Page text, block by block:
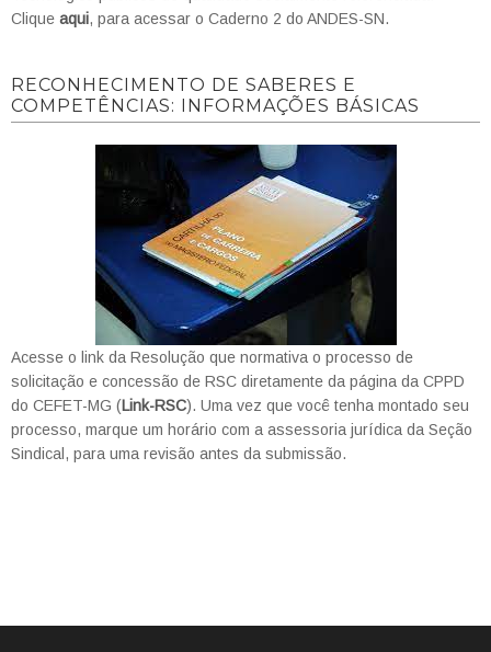
Clique aqui, para acessar o Caderno 2 do ANDES-SN.
RECONHECIMENTO DE SABERES E
COMPETÊNCIAS: INFORMAÇÕES BÁSICAS
Acesse o link da Resolução que normativa o processo de
solicitação e concessão de RSC diretamente da página da CPPD
do CEFET-MG (Link-RSC). Uma vez que você tenha montado seu
processo, marque um horário com a assessoria jurídica da Seção
Sindical, para uma revisão antes da submissão.